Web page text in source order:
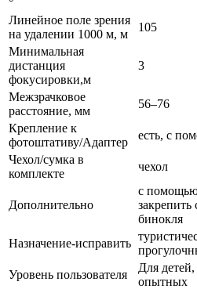
Линейное поле зрения
на удалении 1000 м, м
105
Минимальная
дистанция
фокусировки,м
3
Межзрачковое
расстояние, мм
56–76
Крепление к
фотоштативу/Адаптер
есть, с
Чехол/сумка в
комплекте
чехол
Дополнительно
с помощью
закрепить
бинокля
Назначение-исправить
Уровень пользователя
Для
опытных